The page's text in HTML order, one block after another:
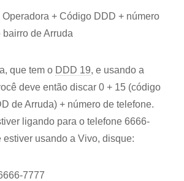
+ Código DDD + número
de Arruda
que tem o DDD 19, e usando a
deve então discar 0 + 15 (código
de Arruda) + número de telefone.
ligando para o telefone 6666-
estiver usando a Vivo, disque:
7777